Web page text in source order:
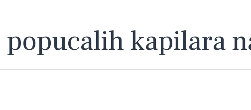
kapilara